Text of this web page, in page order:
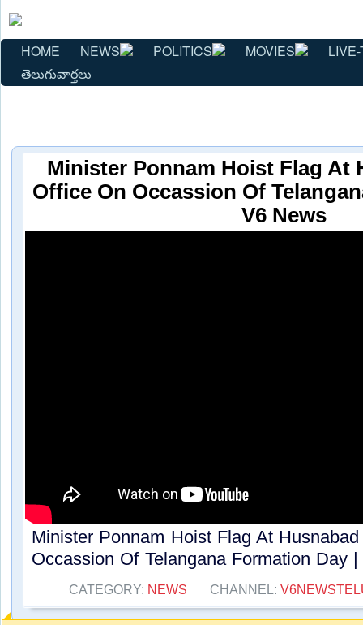
HOME NEWS POLITICS MOVIES
తెలుగువార్తలు
Minister Ponnam Hoist Flag At
Office On Occassion Of
V6 News
Minister Ponnam Hoist Flag At
Occassion Of Telangana Formation Day
CATEGORY: NEWS CHANNEL: